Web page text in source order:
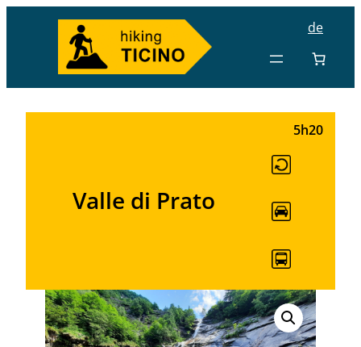
de
Valle di Prato
5h20